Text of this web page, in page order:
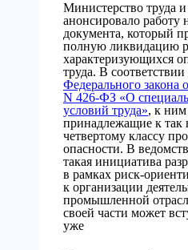
Министерство труда и
анонсировало работу
документа, который
полную ликвидацию
характеризующихся
труда. В
Федерального закона
N 426-ФЗ «О
условий труда», к ним
принадлежащие к так
четвертому классу
опасности. В
такая инициатива
в рамках риск-
к организации
промышленной
своей части может
уже